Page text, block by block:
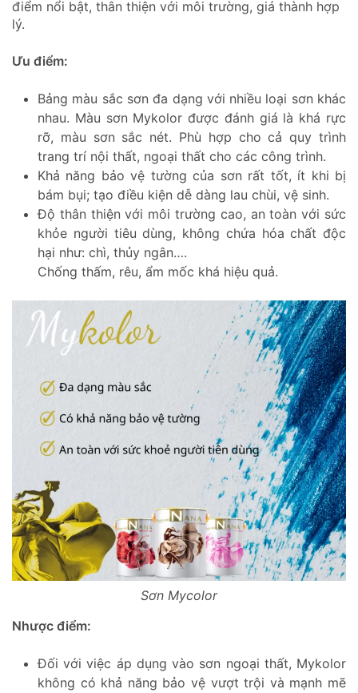
điểm nổi bật, thân thiện với môi trường, giá thành hợp
lý.
Ưu điểm:
Bảng màu sắc sơn đa dạng với nhiều loại sơn khác
nhau. Màu sơn Mykolor được đánh giá là khá rực
rỡ, màu sơn sắc nét. Phù hợp cho cả quy trình
trang trí nội thất, ngoại thất cho các công trình.
Khả năng bảo vệ tường của sơn rất tốt, ít khi bị
bám bụi; tạo điều kiện dễ dàng lau chùi, vệ sinh.
Độ thân thiện với môi trường cao, an toàn với sức
khỏe người tiêu dùng, không chứa hóa chất độc
hại như: chì, thủy ngân….
Chống thấm, rêu, ẩm mốc khá hiệu quả.
Sơn Mycolor
Nhược điểm:
Đối với việc áp dụng vào sơn ngoại thất, Mykolor
không có khả năng bảo vệ vượt trội và mạnh mẽ